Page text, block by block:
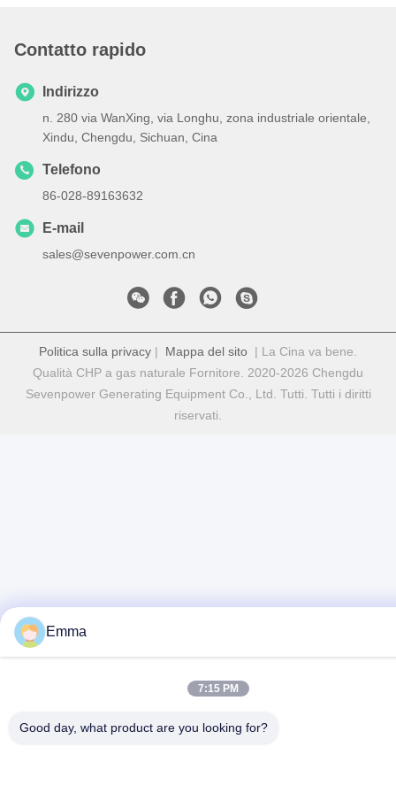
Contatto rapido
Indirizzo
n. 280 via WanXing, via Longhu, zona industriale orientale,
Xindu, Chengdu, Sichuan, Cina
Telefono
86-028-89163632
E-mail
sales@sevenpower.com.cn
Politica sulla privacy | Mappa del sito | La Cina va bene.
Qualità CHP a gas naturale Fornitore. 2020-2026 Chengdu
Sevenpower Generating Equipment Co., Ltd. Tutti. Tutti i diritti
riservati.
Emma
7:15 PM
Good day, what product are you looking for?